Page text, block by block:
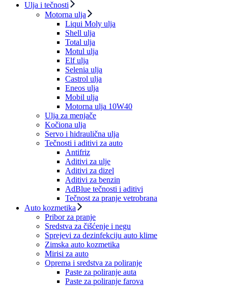
Ulja i tečnosti
Motorna ulja
Liqui Moly ulja
Shell ulja
Total ulja
Motul ulja
Elf ulja
Selenia ulja
Castrol ulja
Eneos ulja
Mobil ulja
Motorna ulja 10W40
Ulja za menjače
Kočiona ulja
Servo i hidraulična ulja
Tečnosti i aditivi za auto
Antifriz
Aditivi za ulje
Aditivi za dizel
Aditivi za benzin
AdBlue tečnosti i aditivi
Tečnost za pranje vetrobrana
Auto kozmetika
Pribor za pranje
Sredstva za čišćenje i negu
Sprejevi za dezinfekciju auto klime
Zimska auto kozmetika
Mirisi za auto
Oprema i sredstva za poliranje
Paste za poliranje auta
Paste za poliranje farova